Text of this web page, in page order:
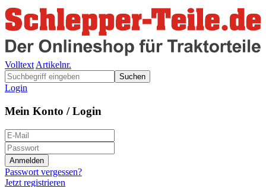
Volltext Artikelnr.
Suchen
Login
Mein Konto / Login
Passwort vergessen?
Jetzt registrieren